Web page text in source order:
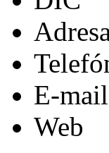
E-mail
Web